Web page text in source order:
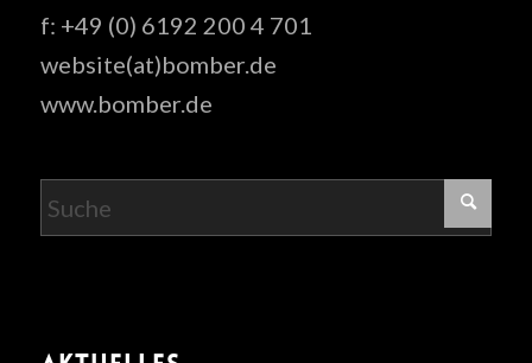
f: +49 (0) 6192 200 4 701
website(at)bomber.de
www.bomber.de